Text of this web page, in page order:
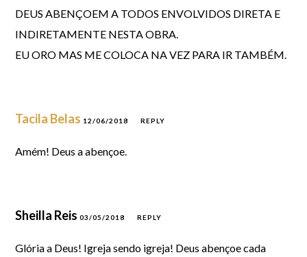
DEUS ABENÇOEM A TODOS ENVOLVIDOS DIRETA E
INDIRETAMENTE NESTA OBRA.
EU ORO MAS ME COLOCA NA VEZ PARA IR TAMBÉM.
Tacila Belas 12/06/2018 REPLY
Amém! Deus a abençoe.
Sheilla Reis03/05/2018 REPLY
Glória a Deus! Igreja sendo igreja! Deus abençoe cada